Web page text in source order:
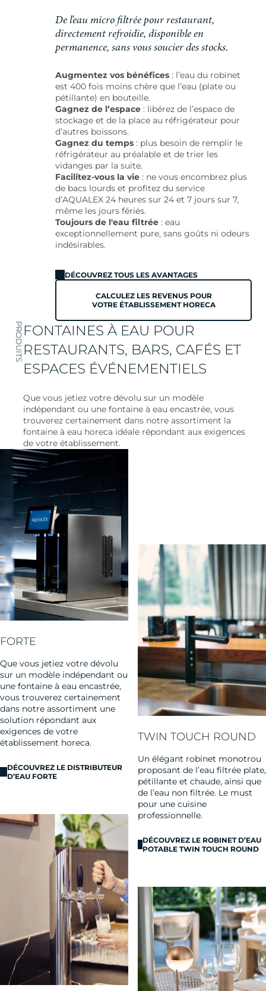
De l’eau micro filtrée pour restaurant,
directement refroidie, disponible en
permanence, sans vous soucier des stocks.
Augmentez vos bénéfices : l’eau du robinet
est 400 fois moins chère que l’eau (plate ou
pétillante) en bouteille.
Gagnez de l’espace : libérez de l’espace de
stockage et de la place au réfrigérateur pour
d’autres boissons.
Gagnez du temps : plus besoin de remplir le
réfrigérateur au préalable et de trier les
vidanges par la suite.
Facilitez-vous la vie : ne vous encombrez plus
de bacs lourds et profitez du service
d’AQUALEX 24 heures sur 24 et 7 jours sur 7,
même les jours fériés.
Toujours de l'eau filtrée : eau
exceptionnellement pure, sans goûts ni odeurs
indésirables.
DÉCOUVREZ TOUS LES AVANTAGES
CALCULEZ LES REVENUS POUR
VOTRE ÉTABLISSEMENT HORECA
PRODUITSFONTAINES À EAU POUR
RESTAURANTS, BARS, CAFÉS ET
ESPACES ÉVÉNEMENTIELS
Que vous jetiez votre dévolu sur un modèle
indépendant ou une fontaine à eau encastrée, vous
trouverez certainement dans notre assortiment la
fontaine à eau horeca idéale répondant aux exigences
de votre établissement.
FORTE
Que vous jetiez votre dévolu
sur un modèle indépendant ou
une fontaine à eau encastrée,
vous trouverez certainement
dans notre assortiment une
solution répondant aux
exigences de votre
établissement horeca.
DÉCOUVREZ LE DISTRIBUTEUR
D’EAU FORTE
TWIN TOUCH ROUND
Un élégant robinet monotrou
proposant de l’eau filtrée plate,
pétillante et chaude, ainsi que
de l’eau non filtrée. Le must
pour une cuisine
professionnelle.
DÉCOUVREZ LE ROBINET D’EAU
POTABLE TWIN TOUCH ROUND